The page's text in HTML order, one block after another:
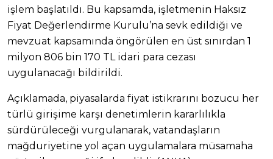
işlem başlatıldı. Bu kapsamda, işletmenin Haksız
Fiyat Değerlendirme Kurulu’na sevk edildiği ve
mevzuat kapsamında öngörülen en üst sınırdan 1
milyon 806 bin 170 TL idari para cezası
uygulanacağı bildirildi.
Açıklamada, piyasalarda fiyat istikrarını bozucu her
türlü girişime karşı denetimlerin kararlılıkla
sürdürüleceği vurgulanarak, vatandaşların
mağduriyetine yol açan uygulamalara müsamaha